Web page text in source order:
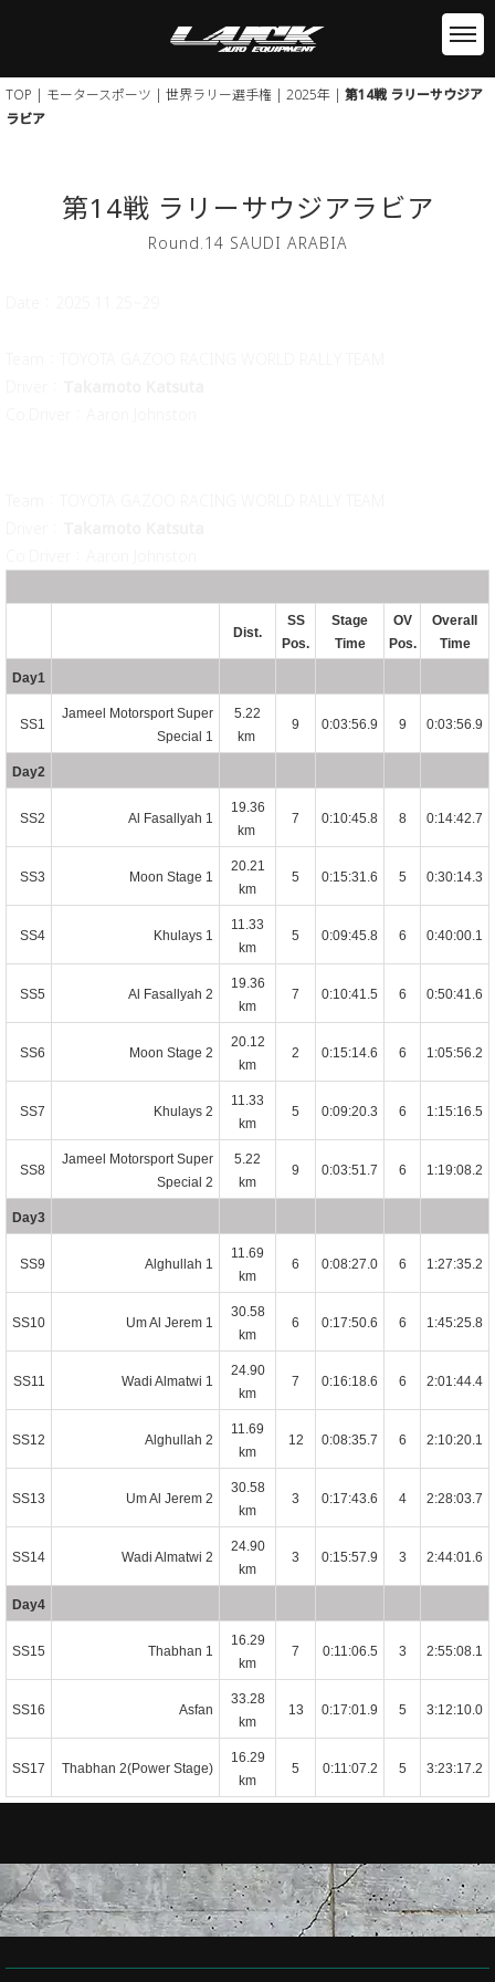
TOP | モータースポーツ | 世界ラリー選手権 | 2025年 | 第14戦 ラリーサウジア
ラビア
第14戦 ラリーサウジアラビア
Round.14 SAUDI ARABIA
Dist.
SS
Pos.
Stage
Time
OV
Pos.
Overall
Time
Day1
SS1
Jameel Motorsport Super
Special 1
5.22
km
9 0:03:56.9 9 0:03:56.9
Day2
SS2 Al Fasallyah 1
19.36
km
7 0:10:45.8 8 0:14:42.7
SS3 Moon Stage 1
20.21
km
5 0:15:31.6 5 0:30:14.3
SS4 Khulays 1
11.33
km
5 0:09:45.8 6 0:40:00.1
SS5 Al Fasallyah 2
19.36
km
7 0:10:41.5 6 0:50:41.6
SS6 Moon Stage 2
20.12
km
2 0:15:14.6 6 1:05:56.2
SS7 Khulays 2
11.33
km
5 0:09:20.3 6 1:15:16.5
SS8
Jameel Motorsport Super
Special 2
5.22
km
9 0:03:51.7 6 1:19:08.2
Day3
SS9 Alghullah 1
11.69
km
6 0:08:27.0 6 1:27:35.2
SS10 Um Al Jerem 1
30.58
km
6 0:17:50.6 6 1:45:25.8
SS11 Wadi Almatwi 1
24.90
km
7 0:16:18.6 6 2:01:44.4
SS12 Alghullah 2
11.69
km
12 0:08:35.7 6 2:10:20.1
SS13 Um Al Jerem 2
30.58
km
3 0:17:43.6 4 2:28:03.7
SS14 Wadi Almatwi 2
24.90
km
3 0:15:57.9 3 2:44:01.6
Day4
SS15 Thabhan 1
16.29
km
7 0:11:06.5 3 2:55:08.1
SS16 Asfan
33.28
km
13 0:17:01.9 5 3:12:10.0
SS17 Thabhan 2(Power Stage)
16.29
km
5 0:11:07.2 5 3:23:17.2